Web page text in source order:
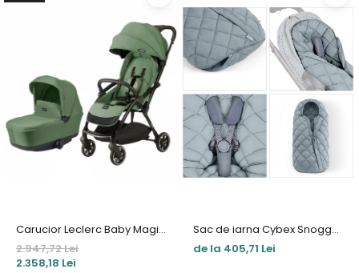
Carucior Leclerc Baby Magic
Fold Plus 2 in 1 Green
2.947,72 Lei
2.358,18 Lei
Sac de iarna Cybex Snogga
2
de la 405,71 Lei